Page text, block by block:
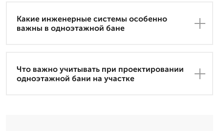
Какие инженерные системы особенно
важны в одноэтажной бане
Что важно учитывать при проектировании
одноэтажной бани на участке